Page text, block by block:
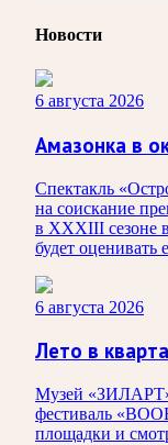
Новости
6 августа 2026
Амазонка в
Спектакль
на соискание
в XXXIII сезоне
будет оценивать
6 августа 2026
Лето в
Музей «ЗИЛАРТ»
фестиваль
площадки и